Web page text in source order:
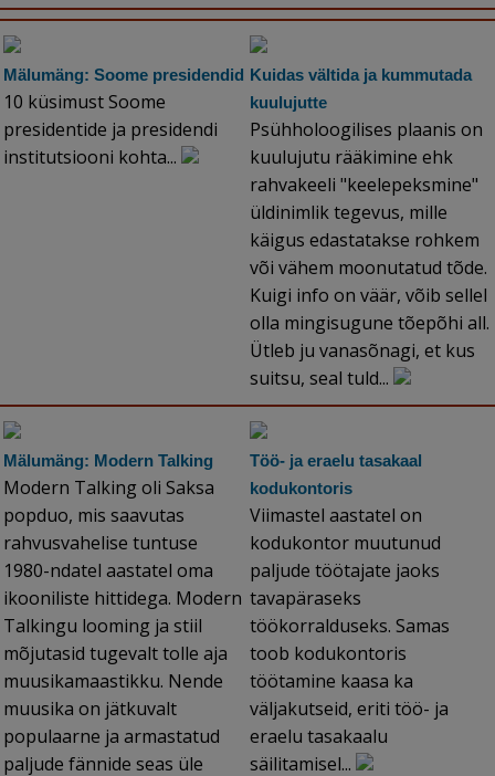
Mälumäng: Soome presidendid
10 küsimust Soome
presidentide ja presidendi
institutsiooni kohta...
Kuidas vältida ja kummutada
kuulujutte
Psühholoogilises plaanis on
kuulujutu rääkimine ehk
rahvakeeli "keelepeksmine"
üldinimlik tegevus, mille
käigus edastatakse rohkem
või vähem moonutatud tõde.
Kuigi info on väär, võib sellel
olla mingisugune tõepõhi all.
Ütleb ju vanasõnagi, et kus
suitsu, seal tuld...
Mälumäng: Modern Talking
Modern Talking oli Saksa
popduo, mis saavutas
rahvusvahelise tuntuse
1980-ndatel aastatel oma
ikooniliste hittidega. Modern
Talkingu looming ja stiil
mõjutasid tugevalt tolle aja
muusikamaastikku. Nende
muusika on jätkuvalt
populaarne ja armastatud
paljude fännide seas üle
Töö- ja eraelu tasakaal
kodukontoris
Viimastel aastatel on
kodukontor muutunud
paljude töötajate jaoks
tavapäraseks
töökorralduseks. Samas
toob kodukontoris
töötamine kaasa ka
väljakutseid, eriti töö- ja
eraelu tasakaalu
säilitamisel...